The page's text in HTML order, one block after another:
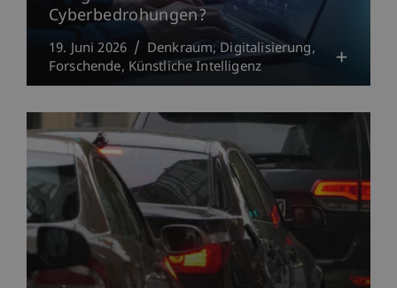
Cyberbedrohungen?
19. Juni 2026 Denkraum Digitalisierung
Forschende Künstliche Intelligenz